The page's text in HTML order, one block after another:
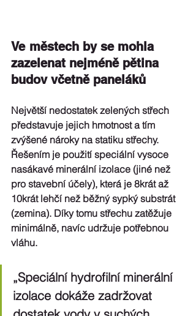
Ve městech by se mohla
zazelenat nejméně pětina
budov včetně paneláků
Největší nedostatek zelených střech
představuje jejich hmotnost a tím
zvýšené nároky na statiku střechy.
Řešením je použití speciální vysoce
nasákavé minerální izolace (jiné než
pro stavební účely), která je 8krát až
10krát lehčí než běžný sypký substrát
(zemina). Díky tomu střechu zatěžuje
minimálně, navíc udržuje potřebnou
vláhu.
„Speciální hydrofilní minerální
izolace dokáže zadržovat